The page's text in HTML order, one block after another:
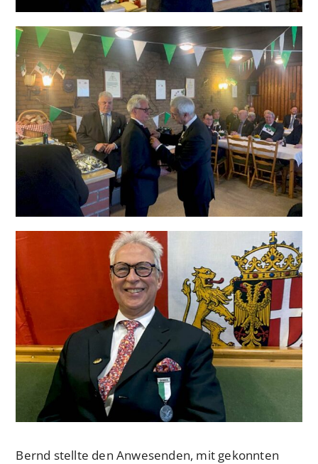
Bernd stellte den Anwesenden, mit gekonnten